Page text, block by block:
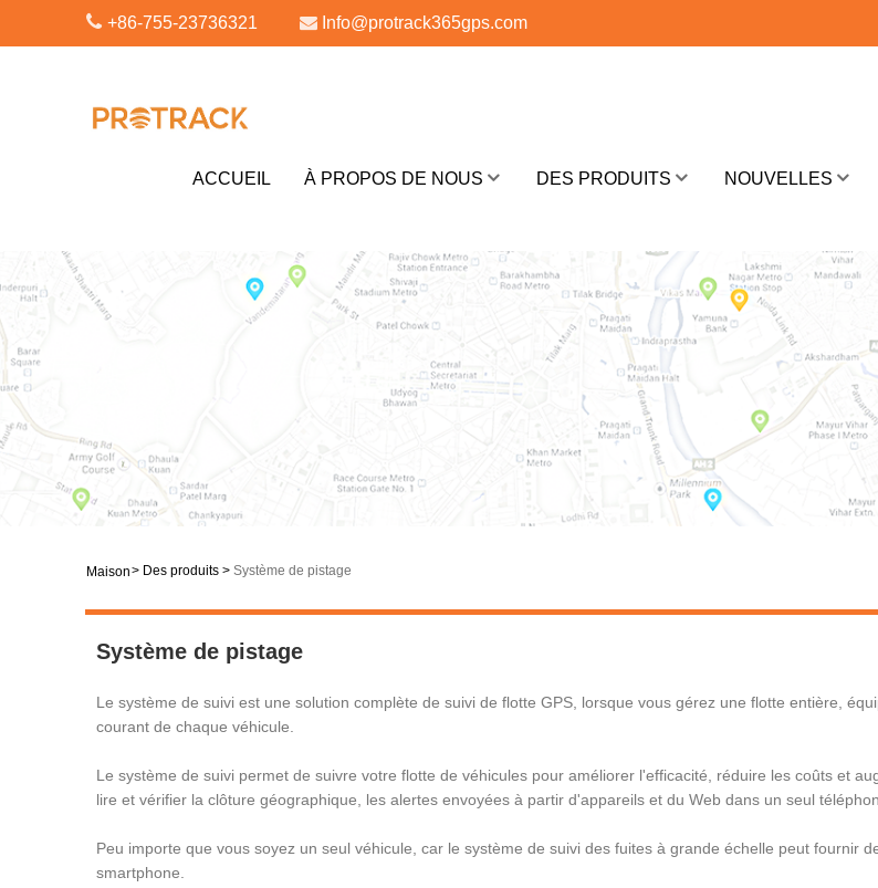
+86-755-23736321 Info@protrack365gps.com
ACCUEIL À PROPOS DE NOUS DES PRODUITS NOUVELLES
Maison> Des produits > Système de pistage
Système de pistage
Le système de suivi est une solution complète de suivi de flotte GPS, lorsque vous gérez une flotte entière,
courant de chaque véhicule.
Le système de suivi permet de suivre votre flotte de véhicules pour améliorer l'efficacité, réduire les coûts et
lire et vérifier la clôture géographique, les alertes envoyées à partir d'appareils et du Web dans un seul
Peu importe que vous soyez un seul véhicule, car le système de suivi des fuites à grande échelle peut fournir
smartphone.